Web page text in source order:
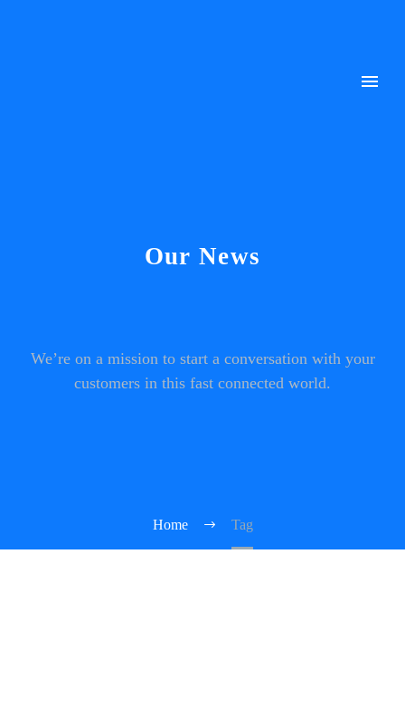
Our News
We’re on a mission to start a conversation with your
customers in this fast connected world.
Home Tag